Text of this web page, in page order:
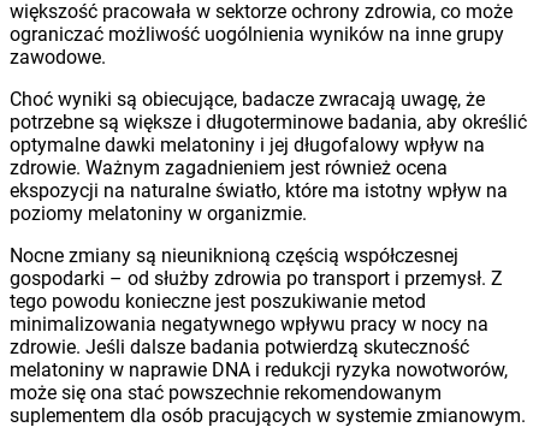
większość pracowała w sektorze ochrony zdrowia, co może
ograniczać możliwość uogólnienia wyników na inne grupy
zawodowe.
Choć wyniki są obiecujące, badacze zwracają uwagę, że
potrzebne są większe i długoterminowe badania, aby określić
optymalne dawki melatoniny i jej długofalowy wpływ na
zdrowie. Ważnym zagadnieniem jest również ocena
ekspozycji na naturalne światło, które ma istotny wpływ na
poziomy melatoniny w organizmie.
Nocne zmiany są nieuniknioną częścią współczesnej
gospodarki – od służby zdrowia po transport i przemysł. Z
tego powodu konieczne jest poszukiwanie metod
minimalizowania negatywnego wpływu pracy w nocy na
zdrowie. Jeśli dalsze badania potwierdzą skuteczność
melatoniny w naprawie DNA i redukcji ryzyka nowotworów,
może się ona stać powszechnie rekomendowanym
suplementem dla osób pracujących w systemie zmianowym.